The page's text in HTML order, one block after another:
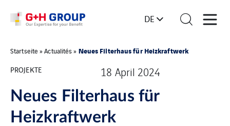
DE
Startseite »Actualités» Neues Filterhaus für Heizkraftwerk
PROJEKTE
18 April 2024
Neues Filterhaus für
Heizkraftwerk